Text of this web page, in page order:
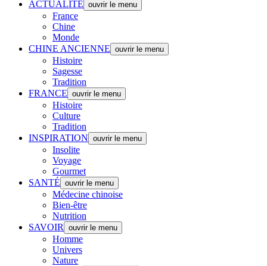
ACTUALITÉ ouvrir le menu
France
Chine
Monde
CHINE ANCIENNE ouvrir le menu
Histoire
Sagesse
Tradition
FRANCE ouvrir le menu
Histoire
Culture
Tradition
INSPIRATION ouvrir le menu
Insolite
Voyage
Gourmet
SANTÉ ouvrir le menu
Médecine chinoise
Bien-être
Nutrition
SAVOIR
ouvrir le menu
Homme
Univers
Nature